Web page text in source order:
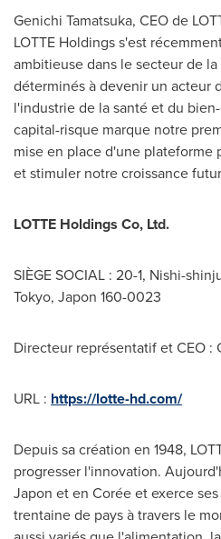
Genichi Tamatsuka, CEO de
LOTTE Holdings s'est
ambitieuse dans le secteur de
déterminés à devenir un acteur
l'industrie de la santé et du
capital-risque marque notre
mise en place d'une plateforme
et stimuler notre croissance
LOTTE Holdings Co, Ltd.
SIÈGE SOCIAL : 20-1, Nishi-
Tokyo, Japon 160-0023
Directeur représentatif et CEO :
URL : https://lotte-hd.com/
Depuis sa création en 1948,
progresser l'innovation.
Japon et en Corée et exerce
trentaine de pays à travers le